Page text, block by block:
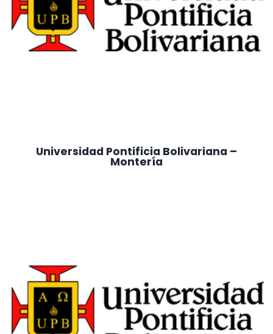
Universidad Pontificia Bolivariana –
Montería